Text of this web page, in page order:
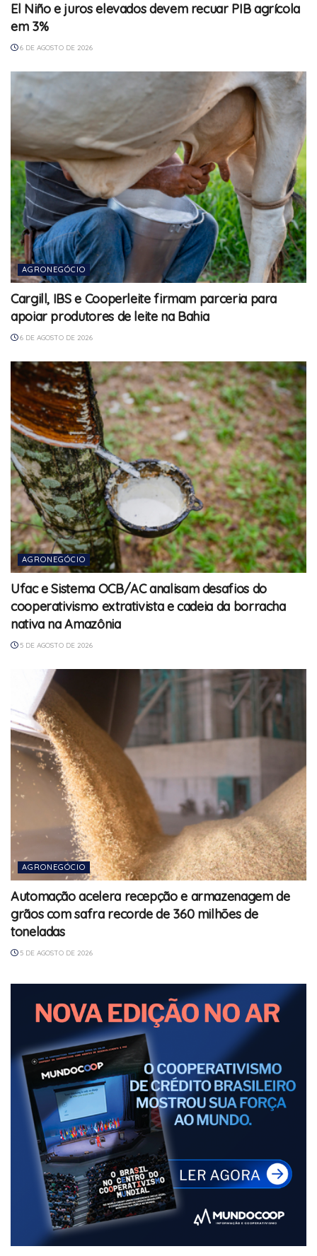
El Niño e juros elevados devem recuar PIB agrícola
em 3%
6 DE AGOSTO DE 2026
AGRONEGÓCIO
Cargill, IBS e Cooperleite firmam parceria para
apoiar produtores de leite na Bahia
6 DE AGOSTO DE 2026
AGRONEGÓCIO
Ufac e Sistema OCB/AC analisam desafios do
cooperativismo extrativista e cadeia da borracha
nativa na Amazônia
5 DE AGOSTO DE 2026
AGRONEGÓCIO
Automação acelera recepção e armazenagem de
grãos com safra recorde de 360 milhões de
toneladas
5 DE AGOSTO DE 2026